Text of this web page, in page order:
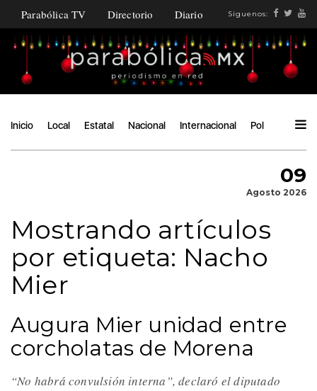
Parabólica TV Directorio Diario Síguenos:
Inicio Local Estatal Nacional Internacional Política
09
Agosto 2026
Mostrando artículos
por etiqueta: Nacho
Mier
Augura Mier unidad entre
corcholatas de Morena
“No habrá convulsión interna”, declaró el diputado